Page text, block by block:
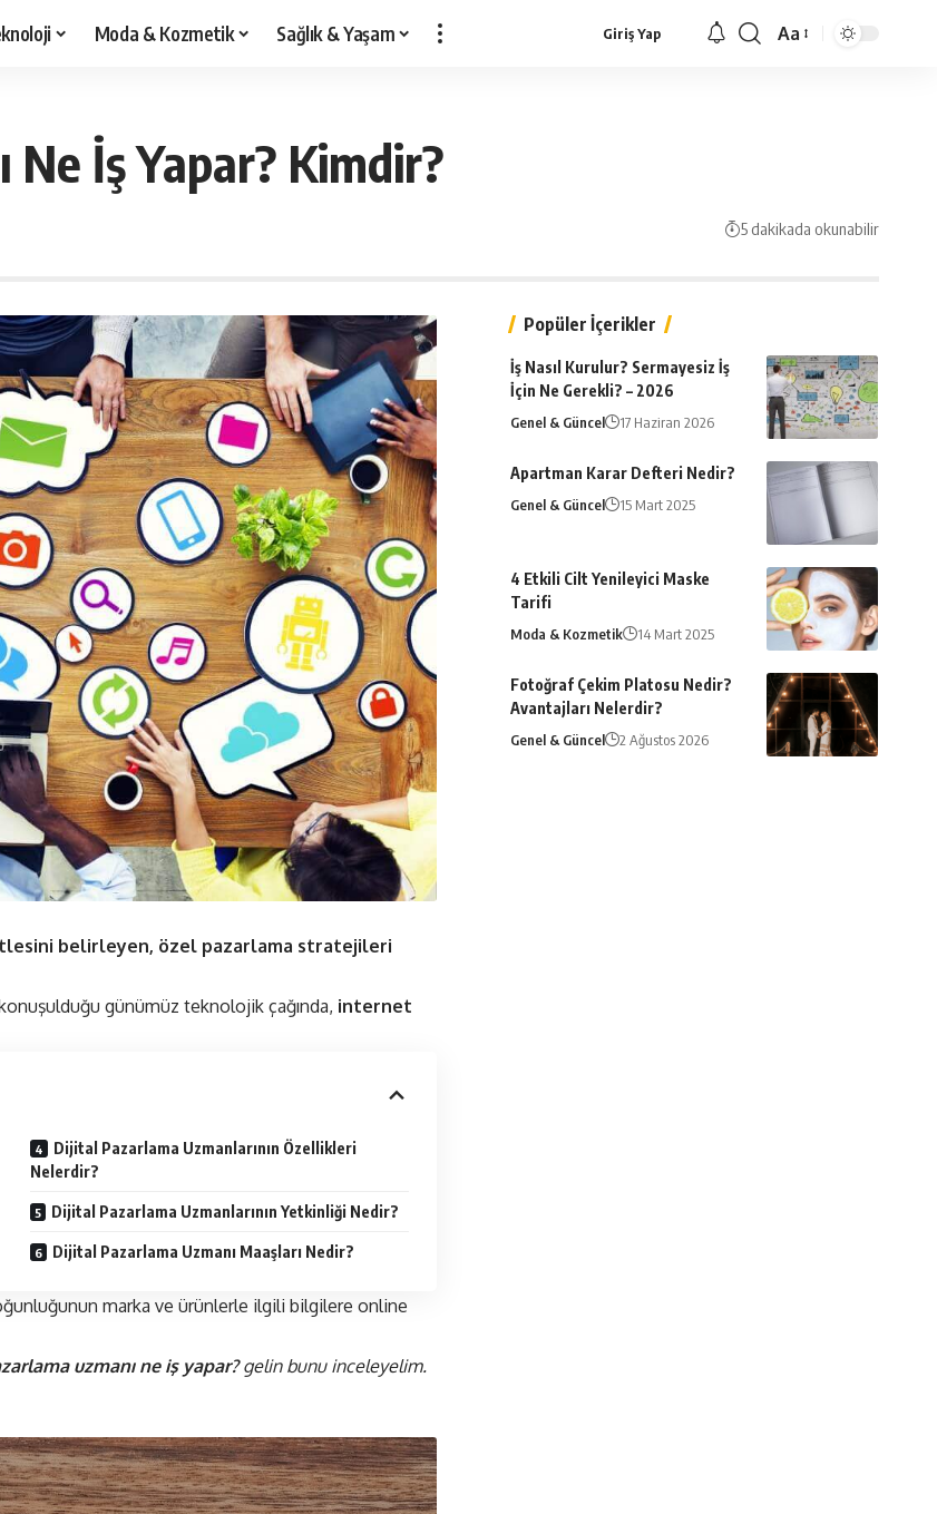
Moda & Kozmetik Sağlık & Yaşam Giriş Yap
Yazı
Aa
Ne İş Yapar? Kimdir?
5 dakikada okunabilir
belirleyen, özel pazarlama stratejileri
günümüz teknolojik çağında, internet
Dijital Pazarlama Uzmanlarının Özellikleri
Nelerdir?
Dijital Pazarlama Uzmanlarının Yetkinliği Nedir?
Dijital Pazarlama Uzmanı Maaşları Nedir?
marka ve ürünlerle ilgili bilgilere online
uzmanı ne iş yapar?gelin bunu inceleyelim.
Popüler İçerikler
İş Nasıl Kurulur? Sermayesiz İş
İçin Ne Gerekli? – 2026
Genel & Güncel 17 Haziran 2026
Apartman Karar Defteri Nedir?
Genel & Güncel 15 Mart 2025
4 Etkili Cilt Yenileyici Maske
Tarifi
Moda & Kozmetik 14 Mart 2025
Fotoğraf Çekim Platosu Nedir?
Avantajları Nelerdir?
Genel & Güncel 2 Ağustos 2026